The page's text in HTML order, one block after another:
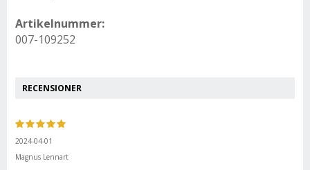
Artikelnummer:
007-109252
RECENSIONER
2024-04-01
Magnus Lennart